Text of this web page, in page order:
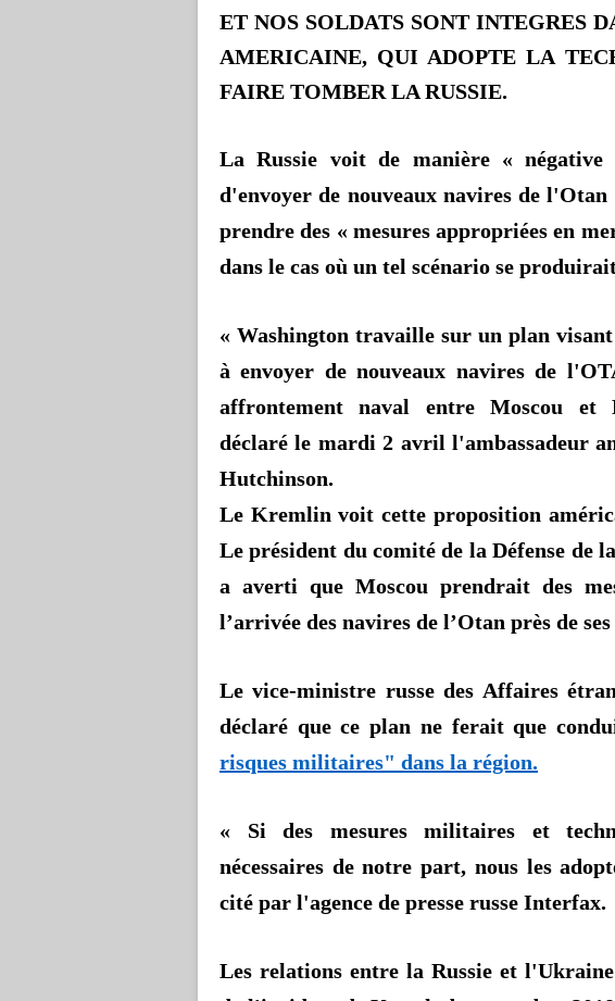
ET NOS SOLDATS SONT INTEGRES
AMERICAINE, QUI ADOPTE LA
FAIRE TOMBER LA RUSSIE.
La Russie voit de manière «
d'envoyer de nouveaux navires de
prendre des « mesures appropriées en
dans le cas où un tel scénario se
« Washington travaille sur un plan
à envoyer de nouveaux navires de
affrontement naval entre Moscou
déclaré le mardi 2 avril l'ambassadeur
Hutchinson.
Le Kremlin voit cette proposition
Le président du comité de la Défense de
a averti que Moscou prendrait des
l’arrivée des navires de l’Otan près de ses
Le vice-ministre russe des Affaires
déclaré que ce plan ne ferait que
risques militaires" dans la région.
« Si des mesures militaires et
nécessaires de notre part, nous les
cité par l'agence de presse russe Interfax.
Les relations entre la Russie et